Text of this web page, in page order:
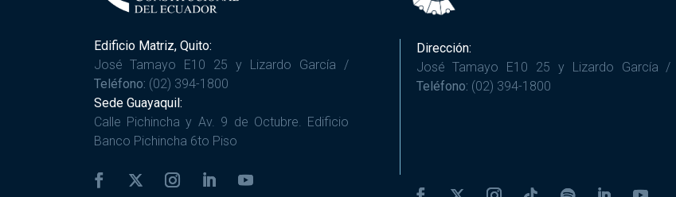
Edificio Matriz, Quito:
José Tamayo E10 25 y Lizardo García /
Teléfono: (02) 394-1800
Sede Guayaquil:
Calle Pichincha y Av. 9 de Octubre. Edificio
Banco Pichincha 6to Piso
Dirección:
José Tamayo E10 25 y Lizardo García /
Teléfono: (02) 394-1800